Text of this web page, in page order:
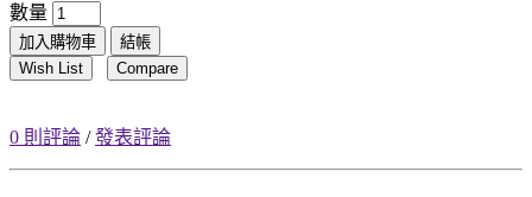
數量
加入購物車
結帳
Wish List
Compare
0 則評論 /發表評論